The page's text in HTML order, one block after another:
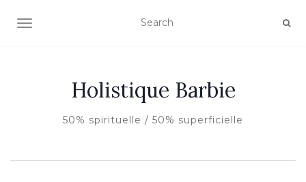
AFFICHER/MASQUER LA NAVIGATION
Holistique Barbie
50% spirituelle / 50% superficielle